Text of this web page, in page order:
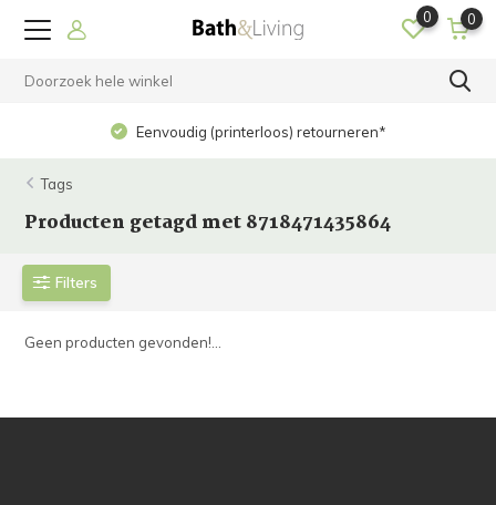
0 0
Eenvoudig (printerloos) retourneren*
Tags
Producten getagd met 8718471435864
Filters
Geen producten gevonden!...